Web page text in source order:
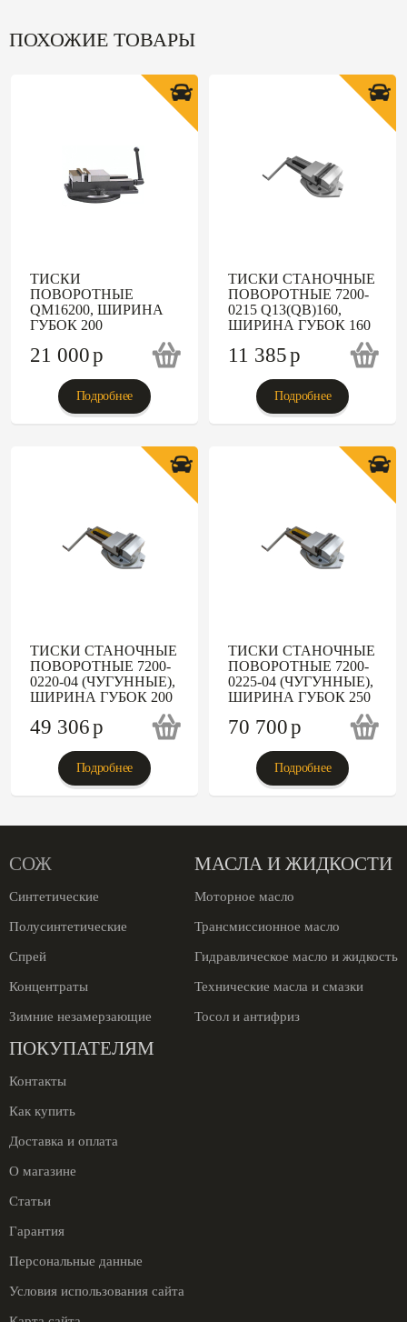
ПОХОЖИЕ ТОВАРЫ
ТИСКИ
ПОВОРОТНЫЕ
QM16200, ШИРИНА
ГУБОК 200
21 000p
Подробнее
ТИСКИ СТАНОЧНЫЕ
ПОВОРОТНЫЕ 7200-
0215 Q13(QB)160,
ШИРИНА ГУБОК 160
11 385p
Подробнее
ТИСКИ СТАНОЧНЫЕ
ПОВОРОТНЫЕ 7200-
0220-04 (ЧУГУННЫЕ),
ШИРИНА ГУБОК 200
49 306p
Подробнее
ТИСКИ СТАНОЧНЫЕ
ПОВОРОТНЫЕ 7200-
0225-04 (ЧУГУННЫЕ),
ШИРИНА ГУБОК 250
70 700p
Подробнее
СОЖ
Синтетические
Полусинтетические
Спрей
Концентраты
Зимние незамерзающие
МАСЛА И ЖИДКОСТИ
Моторное масло
Трансмиссионное масло
Гидравлическое масло и жидкость
Технические масла и смазки
Тосол и антифриз
ПОКУПАТЕЛЯМ
Контакты
Как купить
Доставка и оплата
О магазине
Статьи
Гарантия
Персональные данные
Условия использования сайта